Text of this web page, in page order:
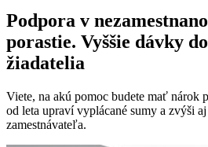
Podpora v
porastie. Vyššie dávky
žiadatelia
Viete, na akú pomoc budete mať nárok
od leta upraví vyplácané sumy a zvýši
zamestnávateľa.